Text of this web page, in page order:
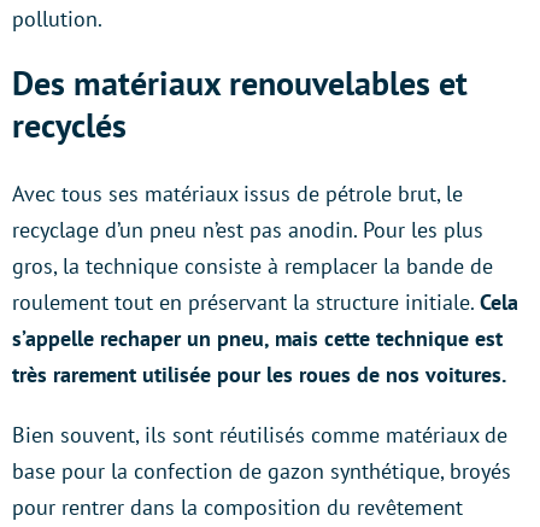
pollution.
Des matériaux renouvelables et
recyclés
Avec tous ses matériaux issus de pétrole brut, le
recyclage d’un pneu n’est pas anodin. Pour les plus
gros, la technique consiste à remplacer la bande de
roulement tout en préservant la structure initiale. Cela
s’appelle rechaper un pneu, mais cette technique est
très rarement utilisée pour les roues de nos voitures.
Bien souvent, ils sont réutilisés comme matériaux de
base pour la confection de gazon synthétique, broyés
pour rentrer dans la composition du revêtement